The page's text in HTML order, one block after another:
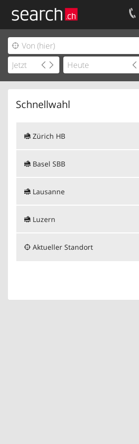
Schnellwahl
Zürich HB
Basel SBB
Lausanne
Luzern
Aktueller Standort
Ihr Eintrag
Kundencenter Geschäftskunden